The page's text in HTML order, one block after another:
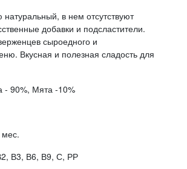
натуральный, в нем отсутствуют
добавки и подсластители.
сыроедного и
Вкусная и полезная сладость для
- 90%, Мята -10%
В3, В6, В9, С, РР